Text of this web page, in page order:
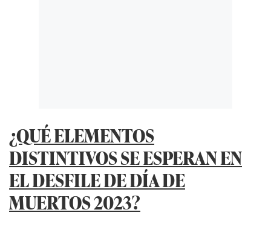
¿QUÉ ELEMENTOS
DISTINTIVOS SE ESPERAN EN
EL DESFILE DE DÍA DE
MUERTOS 2023?